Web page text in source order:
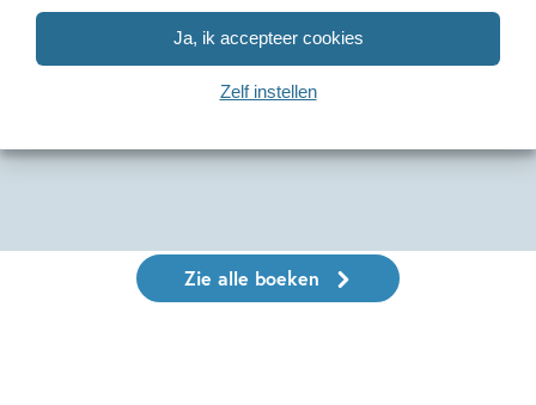
Ja, ik accepteer cookies
Zelf instellen
Pippi Langkous
Pippi Langkous –
Pippi is jarig
Astrid Lindgren
Dag en
Zie alle boeken